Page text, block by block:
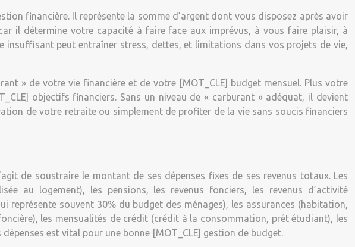
financière. Il représente la somme d’argent dont vous disposez après avoir
il détermine votre capacité à faire face aux imprévus, à vous faire plaisir, à
insuffisant peut entraîner stress, dettes, et limitations dans vos projets de vie,
» de votre vie financière et de votre [MOT_CLE] budget mensuel. Plus votre
objectifs financiers. Sans un niveau de « carburant » adéquat, il devient
de votre retraite ou simplement de profiter de la vie sans soucis financiers
de soustraire le montant de ses dépenses fixes de ses revenus totaux. Les
au logement), les pensions, les revenus fonciers, les revenus d’activité
représente souvent 30% du budget des ménages), les assurances (habitation,
les mensualités de crédit (crédit à la consommation, prêt étudiant), les
est vital pour une bonne [MOT_CLE] gestion de budget.